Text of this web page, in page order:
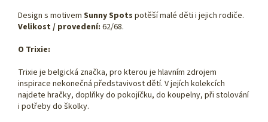
Design s motivem Sunny Spots potěší malé děti i jejich rodiče.
Velikost / provedení: 62/68.
O Trixie:
Trixie je belgická značka, pro kterou je hlavním zdrojem
inspirace nekonečná představivost dětí. V jejích kolekcích
najdete hračky, doplňky do pokojíčku, do koupelny, při stolování
i potřeby do školky.